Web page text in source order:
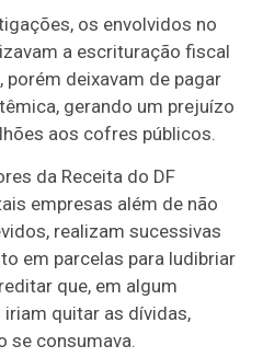
os envolvidos no
a escrituração fiscal
porém deixavam de pagar
gerando um prejuízo
aos cofres públicos.
da Receita do DF
empresas além de não
realizam sucessivas
em parcelas para ludibriar
que, em algum
quitar as dívidas,
se consumava.